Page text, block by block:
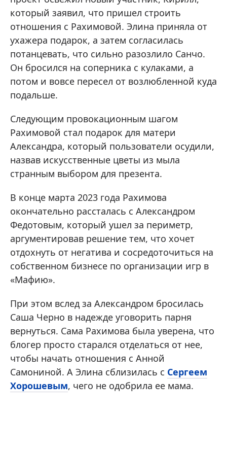
который заявил, что пришел строить
отношения с Рахимовой. Элина приняла от
ухажера подарок, а затем согласилась
потанцевать, что сильно разозлило Санчо.
Он бросился на соперника с кулаками, а
потом и вовсе пересел от возлюбленной куда
подальше.
Следующим провокационным шагом
Рахимовой стал подарок для матери
Александра, который пользователи осудили,
назвав искусственные цветы из мыла
странным выбором для презента.
В конце марта 2023 года Рахимова
окончательно рассталась с Александром
Федотовым, который ушел за периметр,
аргументировав решение тем, что хочет
отдохнуть от негатива и сосредоточиться на
собственном бизнесе по организации игр в
«Мафию».
При этом вслед за Александром бросилась
Саша Черно в надежде уговорить парня
вернуться. Сама Рахимова была уверена, что
блогер просто старался отделаться от нее,
чтобы начать отношения с Анной
Самониной. А Элина сблизилась с Сергеем
Хорошевым, чего не одобрила ее мама.